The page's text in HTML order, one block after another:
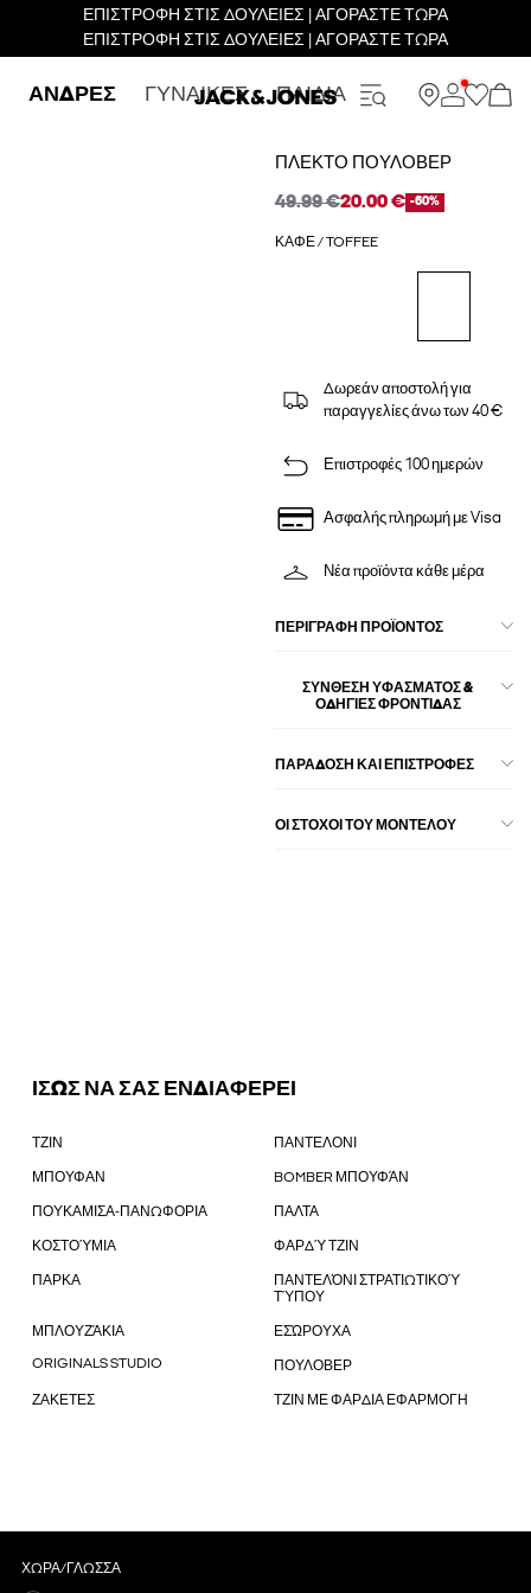
ΕΠΙΣΤΡΟΦΗ ΣΤΙΣ ΔΟΥΛΕΙΕΣ | ΑΓΟΡΑΣΤΕ ΤΩΡΑ
ΕΠΙΣΤΡΟΦΗ ΣΤΙΣ ΔΟΥΛΕΙΕΣ | ΑΓΟΡΑΣΤΕ ΤΩΡΑ
ΑΝΔΡΕΣ ΓΥΝΑΙΚΕΣ ΠΑΙΔΙΑ
ΠΛΕΚΤΌ ΠΟΥΛΌΒΕΡ
49.99 €20.00 € -60%
ΚΑΦΈ / TOFFEE
Δωρεάν αποστολή για
παραγγελίες άνω των 40 €
Επιστροφές 100 ημερών
Ασφαλής πληρωμή με Visa
Νέα προϊόντα κάθε μέρα
ΠΕΡΙΓΡΑΦΉ ΠΡΟΪΌΝΤΟΣ
ΣΎΝΘΕΣΗ ΥΦΆΣΜΑΤΟΣ &
ΟΔΗΓΊΕΣ ΦΡΟΝΤΊΔΑΣ
ΠΑΡΑΔΟΣΗ ΚΑΙ ΕΠΙΣΤΡΟΦΕΣ
ΟΙ ΣΤΌΧΟΙ ΤΟΥ ΜΟΝΤΈΛΟΥ
ΙΣΩΣ ΝΑ ΣΑΣ ΕΝΔΙΑΦΕΡΕΙ
ΤΖΙΝ ΠΑΝΤΕΛΟΝΙ
ΜΠΟΥΦΑΝ BOMBER ΜΠΟΥΦΆΝ
ΠΟΥΚΑΜΙΣΑ-ΠΑΝΩΦΟΡΙΑ ΠΑΛΤΑ
ΚΟΣΤΟΎΜΙΑ ΦΑΡΔΎ ΤΖΙΝ
ΠΑΡΚΑ
ΠΑΝΤΕΛΌΝΙ ΣΤΡΑΤΙΩΤΙΚΟΎ
ΤΎΠΟΥ
ΜΠΛΟΥΖΆΚΙΑ ΕΣΏΡΟΥΧΑ
ORIGINALS STUDIO ΠΟΥΛΟΒΕΡ
ΖΑΚΕΤΕΣ ΤΖΙΝ ΜΕ ΦΑΡΔΙΑ ΕΦΑΡΜΟΓΗ
ΧΏΡΑ/ΓΛΏΣΣΑ